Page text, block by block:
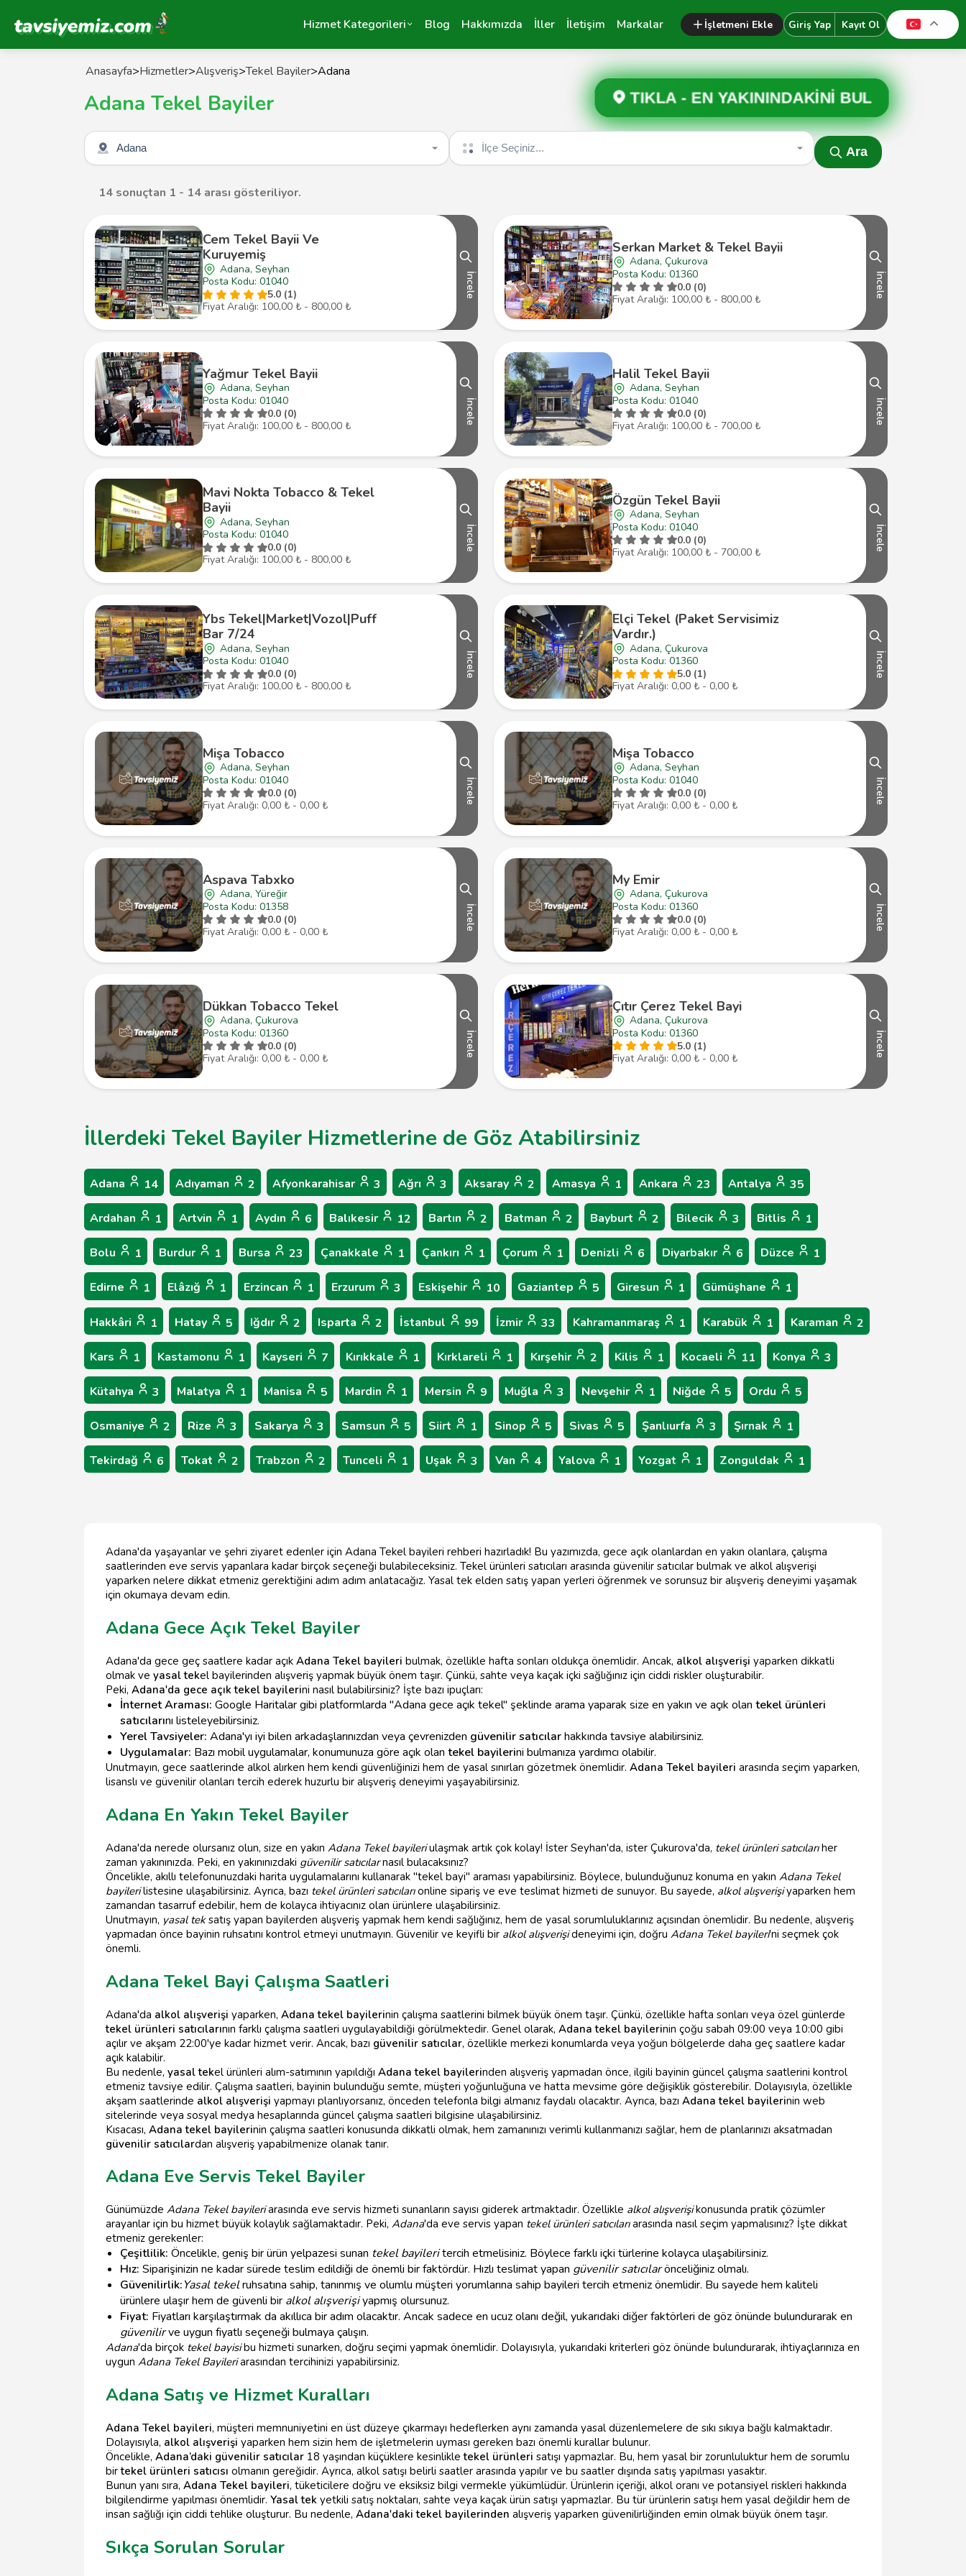
Tavsiyemiz Anasayfa Hizmet Kategorileri Blog Hakkımızda İller İletişim Markalar İşletmeni Ekle Giriş Yap Kayıt Ol
Anasayfa>Hizmetler>Alışveriş>Tekel Bayiler>Adana
Adana Tekel Bayiler TIKLA - EN YAKININDAKİNİ BUL
Şehir seçin İlçe seçin
Ara
14 sonuçtan 1 - 14 arası gösteriliyor.
Cem Tekel Bayii Ve
Kuruyemiş
Adana, Seyhan
Posta Kodu: 01040
5.0 (1)
Fiyat Aralığı: 100,00 ₺ - 800,00 ₺
İncele
Serkan Market & Tekel Bayii
Adana, Çukurova
Posta Kodu: 01360
0.0 (0)
Fiyat Aralığı: 100,00 ₺ - 800,00 ₺
İncele
Yağmur Tekel Bayii
Adana, Seyhan
Posta Kodu: 01040
0.0 (0)
Fiyat Aralığı: 100,00 ₺ - 800,00 ₺
İncele
Halil Tekel Bayii
Adana, Seyhan
Posta Kodu: 01040
0.0 (0)
Fiyat Aralığı: 100,00 ₺ - 700,00 ₺
İncele
Mavi Nokta Tobacco & Tekel
Bayii
Adana, Seyhan
Posta Kodu: 01040
0.0 (0)
Fiyat Aralığı: 100,00 ₺ - 800,00 ₺
İncele
Özgün Tekel Bayii
Adana, Seyhan
Posta Kodu: 01040
0.0 (0)
Fiyat Aralığı: 100,00 ₺ - 700,00 ₺
İncele
Ybs Tekel|Market|Vozol|Puff
Bar 7/24
Adana, Seyhan
Posta Kodu: 01040
0.0 (0)
Fiyat Aralığı: 100,00 ₺ - 800,00 ₺
İncele
Elçi Tekel (Paket Servisimiz
Vardır.)
Adana, Çukurova
Posta Kodu: 01360
5.0 (1)
Fiyat Aralığı: 0,00 ₺ - 0,00 ₺
İncele
Mişa Tobacco
Adana, Seyhan
Posta Kodu: 01040
0.0 (0)
Fiyat Aralığı: 0,00 ₺ - 0,00 ₺
İncele
Mişa Tobacco
Adana, Seyhan
Posta Kodu: 01040
0.0 (0)
Fiyat Aralığı: 0,00 ₺ - 0,00 ₺
İncele
Aspava Tabxko
Adana, Yüreğir
Posta Kodu: 01358
0.0 (0)
Fiyat Aralığı: 0,00 ₺ - 0,00 ₺
İncele
My Emir
Adana, Çukurova
Posta Kodu: 01360
0.0 (0)
Fiyat Aralığı: 0,00 ₺ - 0,00 ₺
İncele
Dükkan Tobacco Tekel
Adana, Çukurova
Posta Kodu: 01360
0.0 (0)
Fiyat Aralığı: 0,00 ₺ - 0,00 ₺
İncele
Çıtır Çerez Tekel Bayi
Adana, Çukurova
Posta Kodu: 01360
5.0 (1)
Fiyat Aralığı: 0,00 ₺ - 0,00 ₺
İncele
İllerdeki Tekel Bayiler Hizmetlerine de Göz Atabilirsiniz
Adana 14 Adıyaman 2 Afyonkarahisar 3 Ağrı 3 Aksaray 2 Amasya 1 Ankara 23 Antalya 35
Ardahan 1 Artvin 1 Aydın 6 Balıkesir 12 Bartın 2 Batman 2 Bayburt 2 Bilecik 3 Bitlis 1
Bolu 1 Burdur 1 Bursa 23 Çanakkale 1 Çankırı 1 Çorum 1 Denizli 6 Diyarbakır 6 Düzce 1
Edirne 1 Elâzığ 1 Erzincan 1 Erzurum 3 Eskişehir 10 Gaziantep 5 Giresun 1 Gümüşhane 1
Hakkâri 1 Hatay 5 Iğdır 2 Isparta 2 İstanbul 99 İzmir 33 Kahramanmaraş 1 Karabük 1 Karaman 2
Kars 1 Kastamonu 1 Kayseri 7 Kırıkkale 1 Kırklareli 1 Kırşehir 2 Kilis 1 Kocaeli 11 Konya 3
Kütahya 3 Malatya 1 Manisa 5 Mardin 1 Mersin 9 Muğla 3 Nevşehir 1 Niğde 5 Ordu 5
Osmaniye 2 Rize 3 Sakarya 3 Samsun 5 Siirt 1 Sinop 5 Sivas 5 Şanlıurfa 3 Şırnak 1
Tekirdağ 6 Tokat 2 Trabzon 2 Tunceli 1 Uşak 3 Van 4 Yalova 1 Yozgat 1 Zonguldak 1
Adana'da yaşayanlar ve şehri ziyaret edenler için Adana Tekel bayileri rehberi hazırladık! Bu yazımızda, gece açık olanlardan en yakın olanlara, çalışma
saatlerinden eve servis yapanlara kadar birçok seçeneği bulabileceksiniz. Tekel ürünleri satıcıları arasında güvenilir satıcılar bulmak ve alkol alışverişi
yaparken nelere dikkat etmeniz gerektiğini adım adım anlatacağız. Yasal tek elden satış yapan yerleri öğrenmek ve sorunsuz bir alışveriş deneyimi yaşamak
için okumaya devam edin.
Adana Gece Açık Tekel Bayiler
Adana'da gece geç saatlere kadar açık Adana Tekel bayileri bulmak, özellikle hafta sonları oldukça önemlidir. Ancak, alkol alışverişi yaparken dikkatli
olmak ve yasal tekel bayilerinden alışveriş yapmak büyük önem taşır. Çünkü, sahte veya kaçak içki sağlığınız için ciddi riskler oluşturabilir.
Peki, Adana'da gece açık tekel bayilerini nasıl bulabilirsiniz? İşte bazı ipuçları:
İnternet Araması: Google Haritalar gibi platformlarda "Adana gece açık tekel" şeklinde arama yaparak size en yakın ve açık olan tekel ürünleri
satıcılarını listeleyebilirsiniz.
Yerel Tavsiyeler: Adana'yı iyi bilen arkadaşlarınızdan veya çevrenizden güvenilir satıcılarhakkında tavsiye alabilirsiniz.
Uygulamalar: Bazı mobil uygulamalar, konumunuza göre açık olan tekel bayilerini bulmanıza yardımcı olabilir.
Unutmayın, gece saatlerinde alkol alırken hem kendi güvenliğinizi hem de yasal sınırları gözetmek önemlidir. Adana Tekel bayileri arasında seçim yaparken,
lisanslı ve güvenilir olanları tercih ederek huzurlu bir alışveriş deneyimi yaşayabilirsiniz.
Adana En Yakın Tekel Bayiler
Adana'da nerede olursanız olun, size en yakın Adana Tekel bayileriulaşmak artık çok kolay! İster Seyhan'da, ister Çukurova'da, tekel ürünleri satıcılarıher
zaman yakınınızda. Peki, en yakınınızdaki güvenilir satıcılarnasıl bulacaksınız?
Öncelikle, akıllı telefonunuzdaki harita uygulamalarını kullanarak "tekel bayi" araması yapabilirsiniz. Böylece, bulunduğunuz konuma en yakın Adana Tekel
bayilerilistesine ulaşabilirsiniz. Ayrıca, bazı tekel ürünleri satıcılarıonline sipariş ve eve teslimat hizmeti de sunuyor. Bu sayede, alkol alışverişiyaparken hem
zamandan tasarruf edebilir, hem de kolayca ihtiyacınız olan ürünlere ulaşabilirsiniz.
Unutmayın, yasal teksatış yapan bayilerden alışveriş yapmak hem kendi sağlığınız, hem de yasal sorumluluklarınız açısından önemlidir. Bu nedenle, alışveriş
yapmadan önce bayinin ruhsatını kontrol etmeyi unutmayın. Güvenilir ve keyifli bir alkol alışverişideneyimi için, doğru Adana Tekel bayileri'ni seçmek çok
önemli.
Adana Tekel Bayi Çalışma Saatleri
Adana'da alkol alışverişi yaparken, Adana tekel bayilerinin çalışma saatlerini bilmek büyük önem taşır. Çünkü, özellikle hafta sonları veya özel günlerde
tekel ürünleri satıcılarının farklı çalışma saatleri uygulayabildiği görülmektedir. Genel olarak, Adana tekel bayilerinin çoğu sabah 09:00 veya 10:00 gibi
açılır ve akşam 22:00'ye kadar hizmet verir. Ancak, bazı güvenilir satıcılar, özellikle merkezi konumlarda veya yoğun bölgelerde daha geç saatlere kadar
açık kalabilir.
Bu nedenle, yasal tekel ürünleri alım-satımının yapıldığı Adana tekel bayilerinden alışveriş yapmadan önce, ilgili bayinin güncel çalışma saatlerini kontrol
etmeniz tavsiye edilir. Çalışma saatleri, bayinin bulunduğu semte, müşteri yoğunluğuna ve hatta mevsime göre değişiklik gösterebilir. Dolayısıyla, özellikle
akşam saatlerinde alkol alışverişi yapmayı planlıyorsanız, önceden telefonla bilgi almanız faydalı olacaktır. Ayrıca, bazı Adana tekel bayilerinin web
sitelerinde veya sosyal medya hesaplarında güncel çalışma saatleri bilgisine ulaşabilirsiniz.
Kısacası, Adana tekel bayilerinin çalışma saatleri konusunda dikkatli olmak, hem zamanınızı verimli kullanmanızı sağlar, hem de planlarınızı aksatmadan
güvenilir satıcılardan alışveriş yapabilmenize olanak tanır.
Adana Eve Servis Tekel Bayiler
Günümüzde Adana Tekel bayileriarasında eve servis hizmeti sunanların sayısı giderek artmaktadır. Özellikle alkol alışverişikonusunda pratik çözümler
arayanlar için bu hizmet büyük kolaylık sağlamaktadır. Peki, Adana'da eve servis yapan tekel ürünleri satıcılarıarasında nasıl seçim yapmalısınız? İşte dikkat
etmeniz gerekenler:
Çeşitlilik: Öncelikle, geniş bir ürün yelpazesi sunan tekel bayileritercih etmelisiniz. Böylece farklı içki türlerine kolayca ulaşabilirsiniz.
Hız: Siparişinizin ne kadar sürede teslim edildiği de önemli bir faktördür. Hızlı teslimat yapan güvenilir satıcılarönceliğiniz olmalı.
Güvenilirlik:Yasal tekelruhsatına sahip, tanınmış ve olumlu müşteri yorumlarına sahip bayileri tercih etmeniz önemlidir. Bu sayede hem kaliteli
ürünlere ulaşır hem de güvenli bir alkol alışverişiyapmış olursunuz.
Fiyat: Fiyatları karşılaştırmak da akıllıca bir adım olacaktır. Ancak sadece en ucuz olanı değil, yukarıdaki diğer faktörleri de göz önünde bulundurarak en
güvenilirve uygun fiyatlı seçeneği bulmaya çalışın.
Adana'da birçok tekel bayisibu hizmeti sunarken, doğru seçimi yapmak önemlidir. Dolayısıyla, yukarıdaki kriterleri göz önünde bulundurarak, ihtiyaçlarınıza en
uygun Adana Tekel Bayileriarasından tercihinizi yapabilirsiniz.
Adana Satış ve Hizmet Kuralları
Adana Tekel bayileri, müşteri memnuniyetini en üst düzeye çıkarmayı hedeflerken aynı zamanda yasal düzenlemelere de sıkı sıkıya bağlı kalmaktadır.
Dolayısıyla, alkol alışverişi yaparken hem sizin hem de işletmelerin uyması gereken bazı önemli kurallar bulunur.
Öncelikle, Adana’daki güvenilir satıcılar 18 yaşından küçüklere kesinlikletekel ürünleri satışı yapmazlar. Bu, hem yasal bir zorunluluktur hem de sorumlu
birtekel ürünleri satıcısı olmanın gereğidir. Ayrıca, alkol satışı belirli saatler arasında yapılır ve bu saatler dışında satış yapılması yasaktır.
Bunun yanı sıra, Adana Tekel bayileri, tüketicilere doğru ve eksiksiz bilgi vermekle yükümlüdür. Ürünlerin içeriği, alkol oranı ve potansiyel riskleri hakkında
bilgilendirme yapılması önemlidir. Yasal tek yetkili satış noktaları, sahte veya kaçak ürün satışı yapmazlar. Bu tür ürünlerin satışı hem yasal değildir hem de
insan sağlığı için ciddi tehlike oluşturur. Bu nedenle, Adana'daki tekel bayilerinden alışveriş yaparken güvenilirliğinden emin olmak büyük önem taşır.
Sıkça Sorulan Sorular